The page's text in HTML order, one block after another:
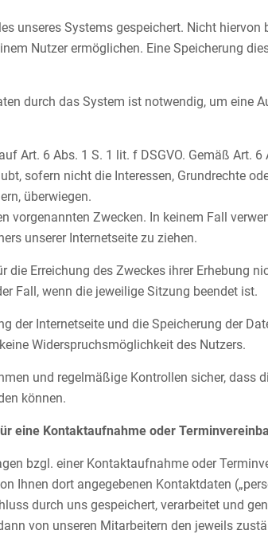
unseres Systems gespeichert. Nicht
Nutzer ermöglichen. Eine Speicherung
durch das System ist notwendig, um eine
Art. 6 Abs. 1 S. 1 lit. f DSGVO. Gemäß Art.
sofern nicht die Interessen, Grundrechte
überwiegen.
vorgenannten Zwecken. In keinem Fall
unserer Internetseite zu ziehen.
die Erreichung des Zweckes ihrer Erhebung
Fall, wenn die jeweilige Sitzung beendet ist.
der Internetseite und die Speicherung der
Widerspruchsmöglichkeit des Nutzers.
und regelmäßige Kontrollen sicher, dass
können.
eine Kontaktaufnahme oder
bzgl. einer Kontaktaufnahme oder
Ihnen dort angegebenen Kontaktdaten
durch uns gespeichert, verarbeitet und
von unseren Mitarbeitern den jeweils